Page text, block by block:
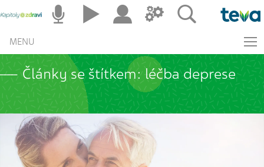
MENU
Články se štítkem: léčba deprese